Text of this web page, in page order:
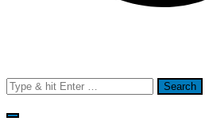
Search
for: